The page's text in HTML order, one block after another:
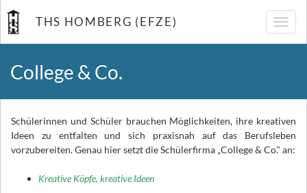
THS HOMBERG (EFZE)
College & Co.
Schülerinnen und Schüler brauchen Möglichkeiten, ihre kreativen
Ideen zu entfalten und sich praxisnah auf das Berufsleben
vorzubereiten. Genau hier setzt die Schülerfirma „College & Co.“ an:
Kreative Köpfe, kreative Ideen